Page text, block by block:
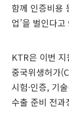
함께 인증비용
업’을 벌인다
KTR은 이번
중국위생허가
시험·인증, 기
수출 준비 전